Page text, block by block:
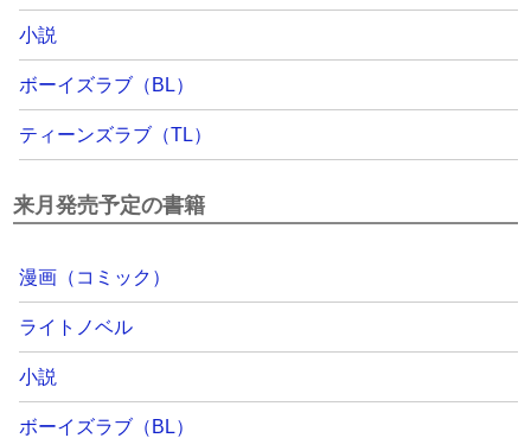
小説
ボーイズラブ（BL）
ティーンズラブ（TL）
来月発売予定の書籍
漫画（コミック）
ライトノベル
小説
ボーイズラブ（BL）